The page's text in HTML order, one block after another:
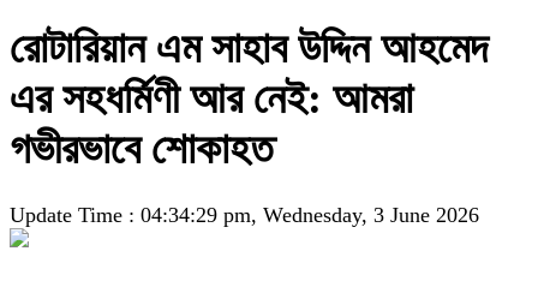
রোটারিয়ান এম সাহাব উদ্দিন আহমেদ
এর সহধর্মিণী আর নেই: আমরা
গভীরভাবে শোকাহত
Update Time : 04:34:29 pm, Wednesday, 3 June 2026